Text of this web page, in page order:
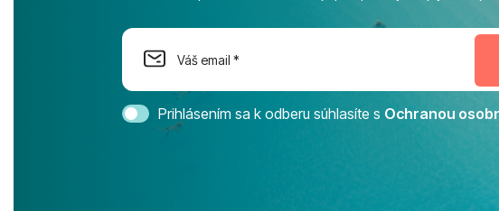
na moment nenudil, no
dostatok priestoru na
Magic Life Jacaranda
svedomím odporučiť
bezstarostnú dovolenku
úrovni. Všetko bolo
tešíme, kam s nami vyrazíte
Ďakujeme za skvelé
Prihlásením sa k odberu súhlasíte s Ochranou